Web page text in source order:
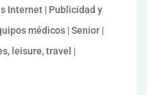
Internet | Publicidad y
médicos | Senior |
leisure, travel |